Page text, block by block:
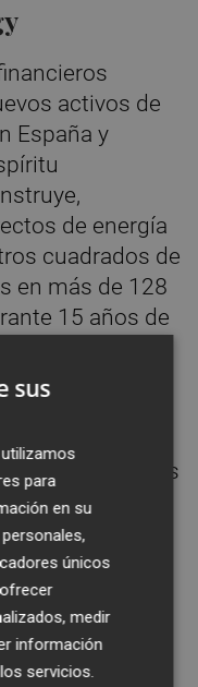
activos de
España y
de energía
cuadrados de
en más de 128
15 años de
una de las
marcha de
de todos los
llave en
desde
un
nuestros
sus
para
en su
únicos
medir
información
servicios.